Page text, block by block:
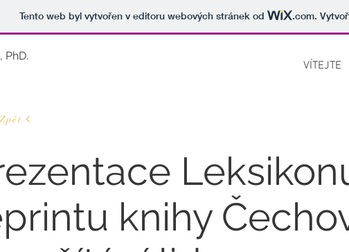
Tento web byl vytvořen v editoru webových stránek od .com.
PhD.
VÍTEJTE
Zpět
knihy